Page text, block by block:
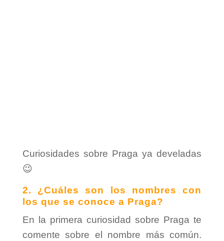
Curiosidades sobre Praga ya develadas
😉
2. ¿Cuáles son los nombres con
los que se conoce a Praga?
En la primera curiosidad sobre Praga te
comente sobre el nombre más común.